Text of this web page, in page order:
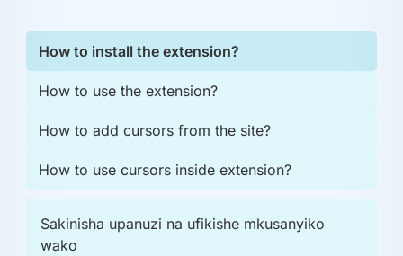
How to install the extension?
How to use the extension?
How to add cursors from the site?
How to use cursors inside extension?
Sakinisha upanuzi na ufikishe mkusanyiko
wako